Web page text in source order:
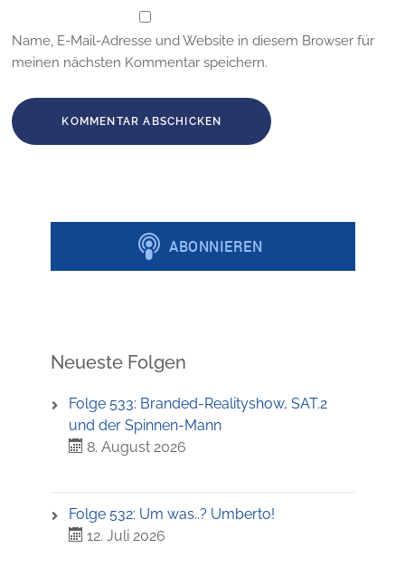
Name, E-Mail-Adresse und Website in diesem Browser für
meinen nächsten Kommentar speichern.
Neueste Folgen
Folge 533: Branded-Realityshow, SAT.2
und der Spinnen-Mann
8. August 2026
Folge 532: Um was..? Umberto!
12. Juli 2026